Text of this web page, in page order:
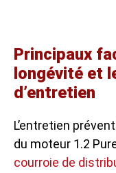
Principaux
longévité et
d’entretien
L’entretien
du moteur 1.2
courroie de